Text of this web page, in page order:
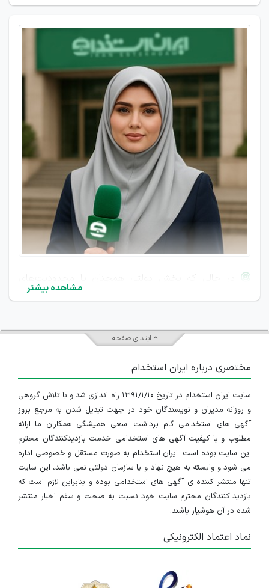

ساختاری و رویه‌های سنتی دست‌ و پنجه نرم می‌کند، بخش
رسانه‌ای است بطوری که آمارها نشان می‌دهد بیش از
میلیونایرانی روزانه با منابع خبری آنلاین سروکار دارند.
گسترش رسانه‌های آنلاین و شبکه‌های اجتماعی، خبرنگارانی
با مهارت‌های جدید می‌طلبد. خبرنگاران امروزی به‌جای صرفاً
تولید متن، باید توانایی‌هایی چون تولید محتوای
چندرسانه‌ای، ویرایش ویدئو، پادکست سازی، کار با نرم‌
افزارهای بهینه‌ سازی موتور جستجو (SEO) و تحلیل داده‌ها
را داشته باشند. از نظر جغرافیایی، بازار کار خبرنگاری در ایران
به شدت به پراکندگی جغرافیایی و ویژگی‌های فرهنگی و
اجتماعی هر استان وابسته است. در برخی از استان‌ها، به‌ویژه
در مناطق کلان‌ شهری مانند تهران، اصفهان، شیراز و تبریز،
مشاهده بیشتر
ابتدای صفحه
مختصری درباره ایران استخدام
سایت ایران استخدام در تاریخ ۱۳۹۱/۱/۱۰ راه اندازی شد و با تلاش گروهی
و روزانه مدیران و نویسندگان خود در جهت تبدیل شدن به مرجع بروز
آگهی های استخدامی گام برداشت. سعی همیشگی همکاران ما ارائه
مطلوب و با کیفیت آگهی های استخدامی خدمت بازدیدکنندگان محترم
این سایت بوده است. ایران استخدام به صورت مستقل و خصوصی اداره
می شود و وابسته به هیچ نهاد و یا سازمان دولتی نمی باشد، این سایت
تنها منتشر کننده ی آگهی های استخدامی بوده و بنابراین لازم است که
بازدید کنندگان محترم سایت خود نسبت به صحت و سقم اخبار منتشر
شده در آن هوشیار باشند.
نماد اعتماد الکترونیکی